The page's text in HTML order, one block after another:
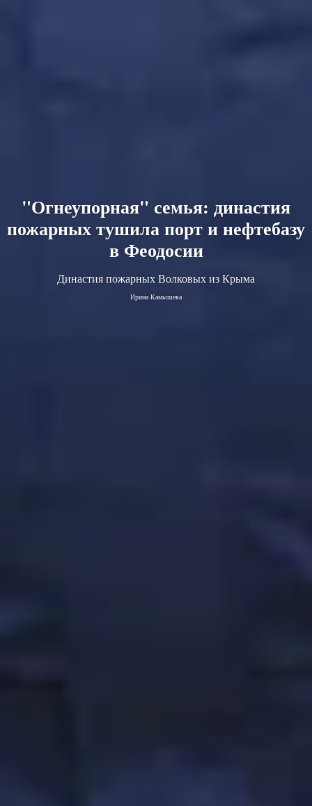
"Огнеупорная" семья: династия
пожарных тушила порт и нефтебазу
в Феодосии
Династия пожарных Волковых из Крыма
Ирина Камышева